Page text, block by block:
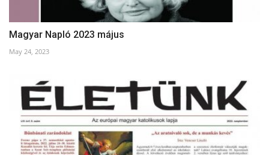
Magyar Napló 2023 május
May 24, 2023